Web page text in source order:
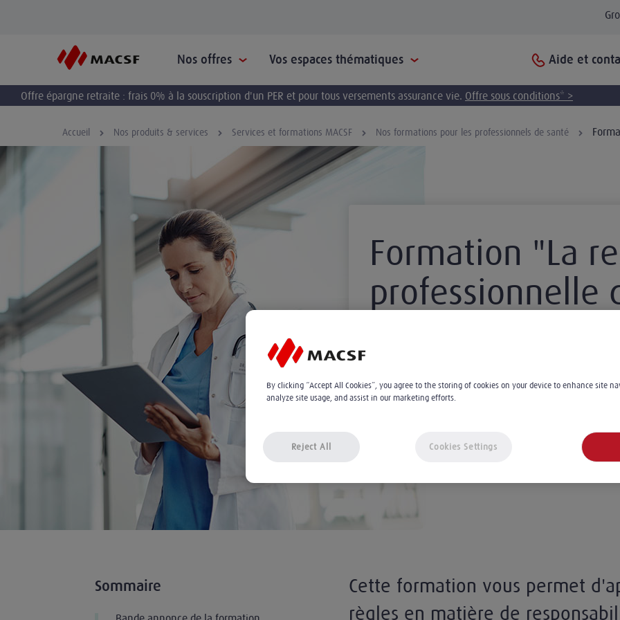
Nos offres Vos espaces thématiques Aide et
Offre épargne retraite : frais 0% à la souscription d'un PER et pour tous versements assurance vie. Offre sous conditions* >
Accueil Nos produits & services Services et formations MACSF Nos formations pour les professionnels de santé
Formation "La
professionnelle
MACSF
Le 18.06.2026
2min
Sommaire
Cette formation vous permet
règles en matière de
By clicking “Accept All Cookies”, you agree to the storing of cookies on your device to enhance site
analyze site usage, and assist in our marketing efforts.
Reject All Cookies Settings